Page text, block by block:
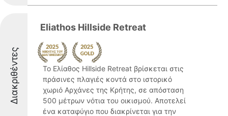
Διακριθέντες
Eliathos Hillside Retreat
Το Ελίαθος Hillside Retreat βρίσκεται στις
πράσινες πλαγιές κοντά στο ιστορικό
χωριό Αρχάνες της Κρήτης, σε απόσταση
500 μέτρων νότια του οικισμού. Αποτελεί
ένα καταφύγιο που διακρίνεται για την